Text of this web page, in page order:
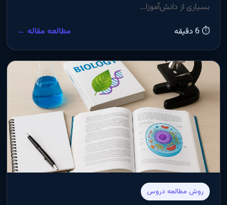
بسیاری از دانش‌آموزا...
⏱ 6 دقیقه
مطالعه مقاله ←
روش مطالعه دروس